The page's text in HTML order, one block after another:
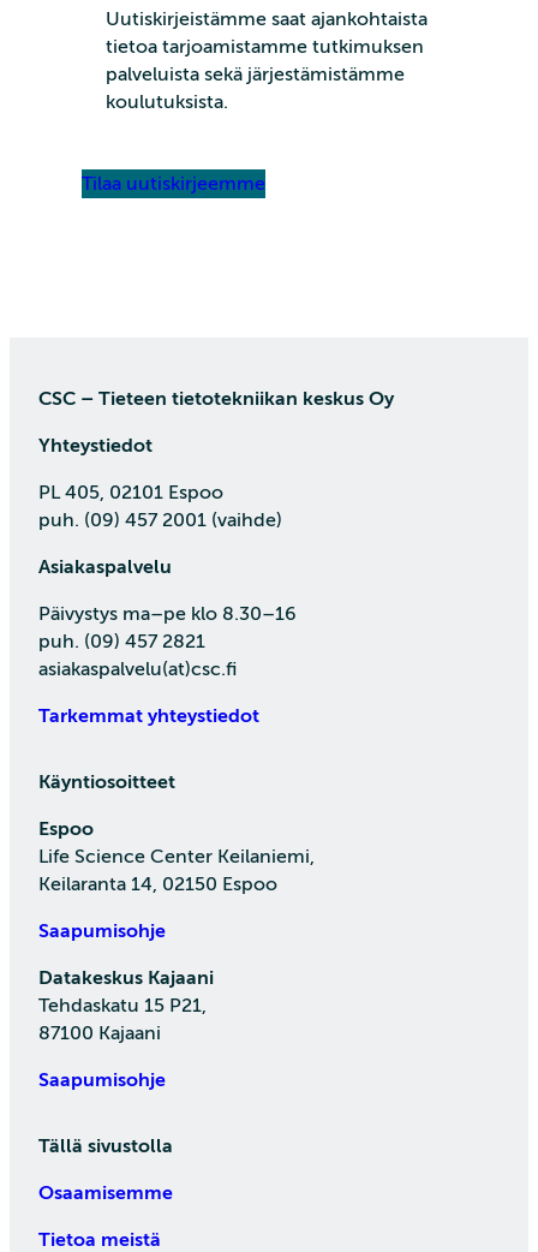
Uutiskirjeistämme saat ajankohtaista
tietoa tarjoamistamme tutkimuksen
palveluista sekä järjestämistämme
koulutuksista.
Tilaa uutiskirjeemme
CSC – Tieteen tietotekniikan keskus Oy
Yhteystiedot
PL 405, 02101 Espoo
puh. (09) 457 2001 (vaihde)
Asiakaspalvelu
Päivystys ma–pe klo 8.30–16
puh. (09) 457 2821
asiakaspalvelu(at)csc.fi
Tarkemmat yhteystiedot
Käyntiosoitteet
Espoo
Life Science Center Keilaniemi,
Keilaranta 14, 02150 Espoo
Saapumisohje
Datakeskus Kajaani
Tehdaskatu 15 P21,
87100 Kajaani
Saapumisohje
Tällä sivustolla
Osaamisemme
Tietoa meistä